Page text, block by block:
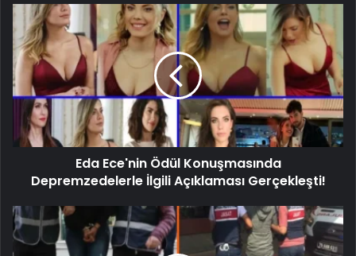
Eda Ece'nin Ödül Konuşmasında
Depremzedelerle İlgili Açıklaması Gerçekleşti!